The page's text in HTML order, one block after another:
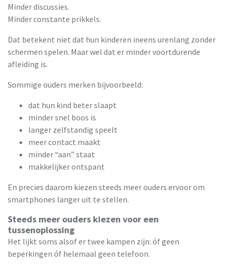
Minder discussies.
Minder constante prikkels.
Dat betekent niet dat hun kinderen ineens urenlang zonder
schermen spelen. Maar wel dat er minder voortdurende
afleiding is.
Sommige ouders merken bijvoorbeeld:
dat hun kind beter slaapt
minder snel boos is
langer zelfstandig speelt
meer contact maakt
minder “aan” staat
makkelijker ontspant
En precies daarom kiezen steeds meer ouders ervoor om
smartphones langer uit te stellen.
Steeds meer ouders kiezen voor een
tussenoplossing
Het lijkt soms alsof er twee kampen zijn: óf geen
beperkingen óf helemaal geen telefoon.